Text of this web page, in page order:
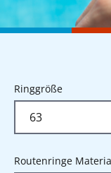
Ringgrößeauswählen
Routenringe